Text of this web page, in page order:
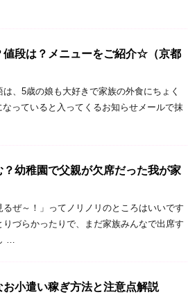
値段は？メニューをご紹介☆（京都
、5歳の娘も大好きで家族の外食にちょく
っていると入ってくるお知らせメールで抹
幼稚園で父親が欠席だった我が家
ぜ～！」ってノリノリのところはいいです
づらかったりで、まだ家族みんなで出席す
…
小遣い稼ぎ方法と注意点解説